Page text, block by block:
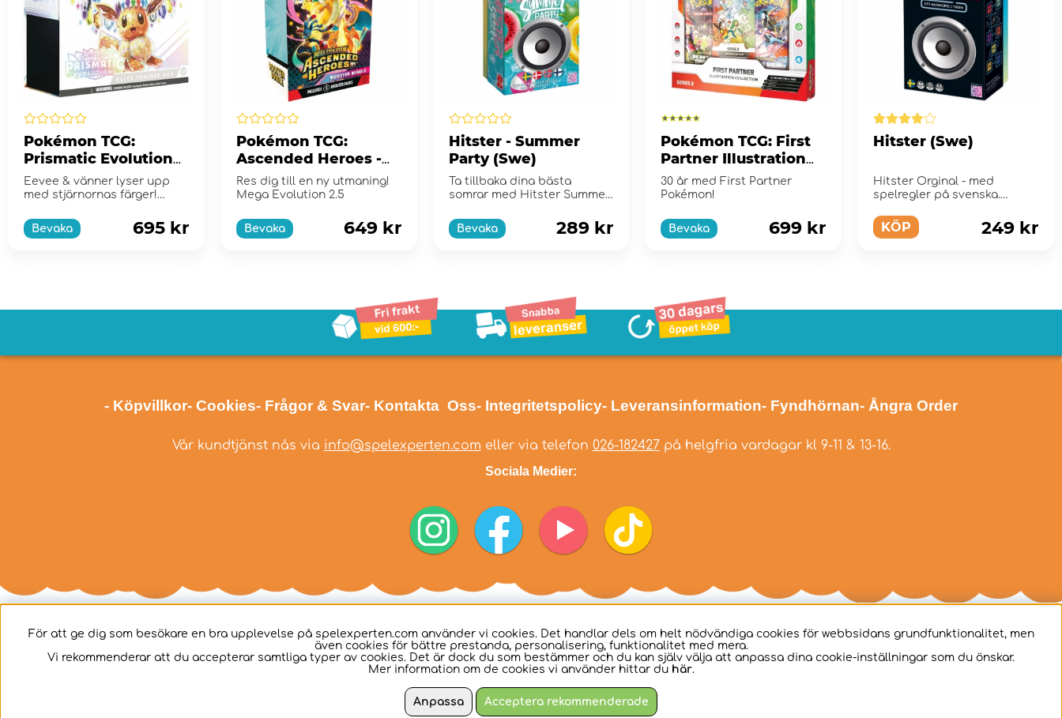
Pokémon TCG:
Prismatic Evolutions
Elite Trainer Box
Eevee & vänner lyser upp
med stjärnornas färger!
Bevaka
695 kr
Pokémon TCG:
Ascended Heroes -
Booster Bundle
Res dig till en ny utmaning!
Mega Evolution 2.5
Bevaka 649 kr
Hitster - Summer
Party (Swe)
Ta tillbaka dina bästa
somrar med Hitster Summer
Bevaka
289 kr
Pokémon TCG: First
Partner Illustration
Collection - Series 2
30 år med First Partner
Pokémon!
Bevaka 699 kr
Hitster (Swe)
Hitster Orginal - med
spelregler på svenska.
KÖP 249 kr
- Köpvillkor- Cookies- Frågor & Svar- Kontakta Oss- Integritetspolicy- Leveransinformation- Fyndhörnan- Ångra Order
Vår kundtjänst nås via info@spelexperten.com eller via telefon 026-182427på helgfria vardagar kl 9-11 & 13-16.
Sociala Medier:
För att ge dig som besökare en bra upplevelse på spelexperten.com använder vi cookies. Det handlar dels om helt nödvändiga cookies för webbsidans grundfunktionalitet, men
även cookies för bättre prestanda, personalisering, funktionalitet med mera.
Vi rekommenderar att du accepterar samtliga typer av cookies. Det är dock du som bestämmer och du kan själv välja att anpassa dina cookie-inställningar som du önskar.
Mer information om de cookies vi använder hittar du här.
Anpassa Acceptera rekommenderade